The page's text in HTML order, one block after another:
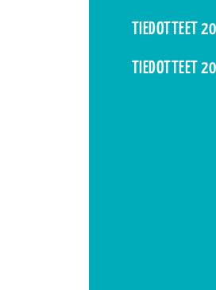
TIEDOTTEET
TIEDOTTEET